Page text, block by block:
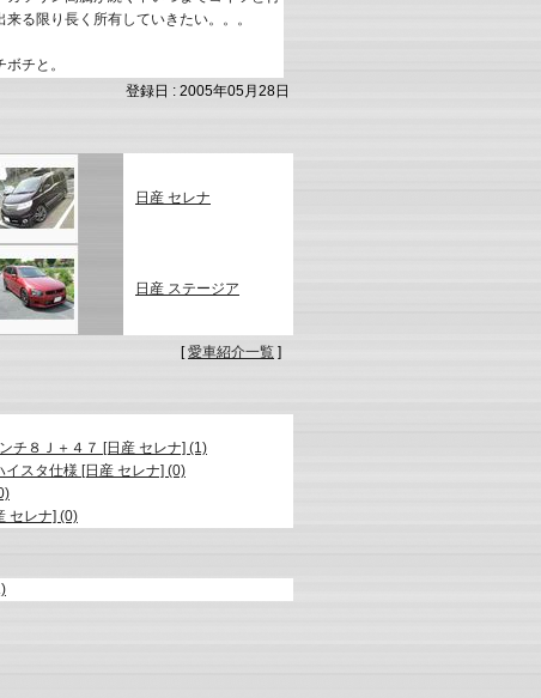
る限り長く所有していきたい。。。
チと。
登録日 : 2005年05月28日
日産 セレナ
日産 ステージア
[愛車紹介一覧 ]
８Ｊ＋４７ [日産 セレナ] (1)
スタ仕様 [日産 セレナ] (0)
セレナ] (0)